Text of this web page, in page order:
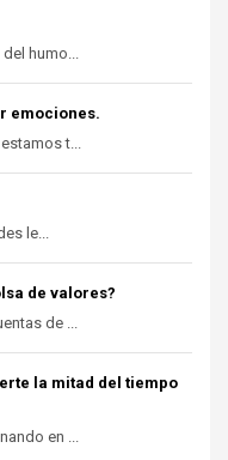
humo...
emociones.
t...
le...
de valores?
de ...
la mitad del tiempo
en ...